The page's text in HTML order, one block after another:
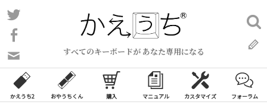
コ
ン
ン
ツ
ス
すべてのキーボードが あなた専用になる
い
合
わ
検
索:
かえうち2 おやうちくん 購入 マニュアル カスタマイズ フォーラム